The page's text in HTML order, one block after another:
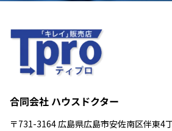
合同会社 ハウスドクター
〒731-3164 広島県広島市安佐南区伴東4